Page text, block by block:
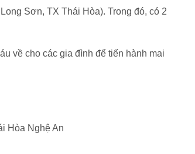
Sơn, TX Thái Hòa). Trong đó, có 2
về cho các gia đình để tiến hành mai
Hòa Nghệ An